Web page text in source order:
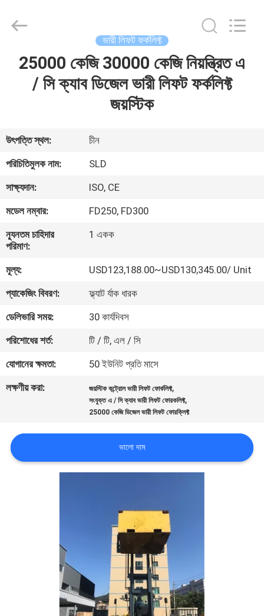
বাড়ি
আমাদের
সম্পর্কে
কারখানা
ভ্রমণ
নিয়ন্ত্রণ
সাইট
ম্যাপ
PRIVACY
POLICY
Reserved.
ভারী লিফট ফর্কলিফ্ট
25000 কেজি 30000 কেজি নিয়ন্ত্রিত এ
/ সি ক্যাব ডিজেল ভারী লিফট ফর্কলিফ্ট
জয়স্টিক
উৎপত্তি স্থল:
চীন
পরিচিতিমুলক নাম:
SLD
সাক্ষ্যদান:
ISO, CE
মডেল নম্বার:
FD250, FD300
ন্যূনতম চাহিদার
পরিমাণ:
1 একক
মূল্য:
USD123,188.00~USD130,345.00/ Unit
প্যাকেজিং বিবরণ:
ফ্ল্যাট র্যাক ধারক
ডেলিভারি সময়:
30 কার্যদিবস
পরিশোধের শর্ত:
টি / টি, এল / সি
যোগানের ক্ষমতা:
50 ইউনিট প্রতি মাসে
লক্ষণীয় করা:
জয়স্টিক কন্ট্রোল ভারী লিফট ফোর্কলিফ্ট,
সংযুক্ত এ / সি ক্যাব ভারী লিফট ফোরকলিফ্ট,
25000 কেজি ডিজেল ভারী লিফট ফোরক্লিফ্ট
ভালো দাম